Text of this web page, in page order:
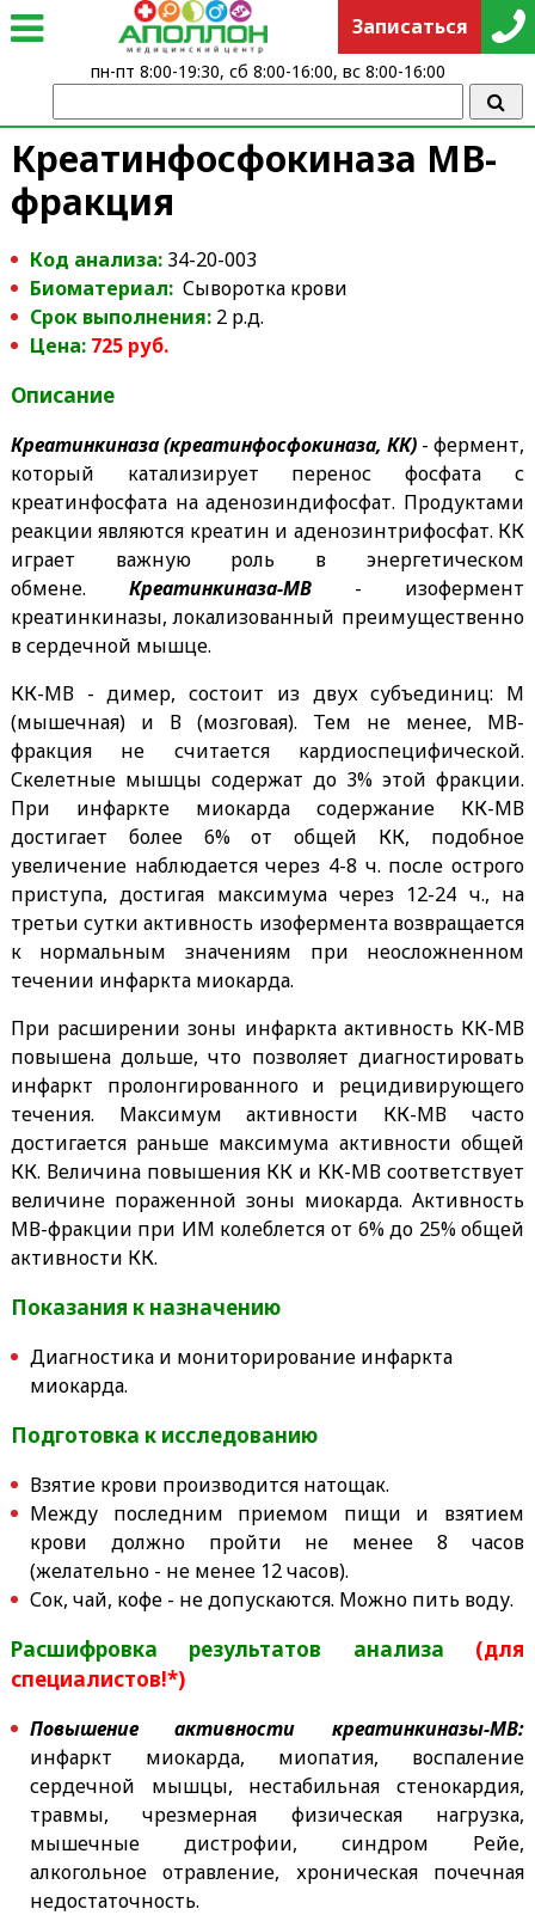
Креатинфосфокиназа МВ-
фракция
Код анализа: 34-20-003
Биоматериал: Сыворотка крови
Срок выполнения:2 р.д.
Цена: 725 руб.
Описание
Креатинкиназа (креатинфосфокиназа, КК) - фермент,
который катализирует перенос фосфата с
креатинфосфата на аденозиндифосфат. Продуктами
реакции являются креатин и аденозинтрифосфат. КК
играет важную роль в энергетическом
обмене. Креатинкиназа-МВ- изофермент
креатинкиназы, локализованный преимущественно
в сердечной мышце.
КК-МВ - димер, состоит из двух субъединиц: М
(мышечная) и В (мозговая). Тем не менее, МВ-
фракция не считается кардиоспецифической.
Скелетные мышцы содержат до 3% этой фракции.
При инфаркте миокарда содержание КК-МВ
достигает более 6% от общей КК, подобное
увеличение наблюдается через 4-8 ч. после острого
приступа, достигая максимума через 12-24 ч., на
третьи сутки активность изофермента возвращается
к нормальным значениям при неосложненном
течении инфаркта миокарда.
При расширении зоны инфаркта активность КК-МВ
повышена дольше, что позволяет диагностировать
инфаркт пролонгированного и рецидивирующего
течения. Максимум активности КК-МВ часто
достигается раньше максимума активности общей
КК. Величина повышения КК и КК-МВ соответствует
величине пораженной зоны миокарда. Активность
МВ-фракции при ИМ колеблется от 6% до 25% общей
активности КК.
Показания к назначению
Диагностика и мониторирование инфаркта
миокарда.
Подготовка к исследованию
Взятие крови производится натощак.
Между последним приемом пищи и взятием
крови должно пройти не менее 8 часов
(желательно - не менее 12 часов).
Сок, чай, кофе - не допускаются. Можно пить воду.
Расшифровка результатов анализа (для
специалистов!*)
Повышение активности креатинкиназы-МВ:
инфаркт миокарда, миопатия, воспаление
сердечной мышцы, нестабильная стенокардия,
травмы, чрезмерная физическая нагрузка,
мышечные дистрофии, синдром Рейе,
алкогольное отравление, хроническая почечная
недостаточность.
Записаться
пн-пт 8:00-19:30, сб 8:00-16:00, вс 8:00-16:00